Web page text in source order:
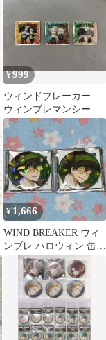
¥999
ウィンドブレーカー
ウィンブレマンシー
ル レア３枚
¥1,666
WIND BREAKER ウィ
ンブレ ハロウィン 缶バ
ッジ 十亀条 ホロ